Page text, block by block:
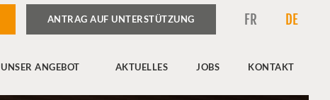
ANTRAG AUF UNTERSTÜTZUNG FR DE
UNSER ANGEBOT AKTUELLES JOBS KONTAKT